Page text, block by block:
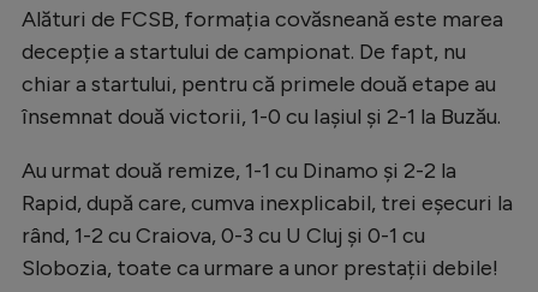
Alături de FCSB, formația covăsneană este marea
decepție a startului de campionat. De fapt, nu
chiar a startului, pentru că primele două etape au
însemnat două victorii, 1-0 cu Iașiul și 2-1 la Buzău.
Au urmat două remize, 1-1 cu Dinamo și 2-2 la
Rapid, după care, cumva inexplicabil, trei eșecuri la
rând, 1-2 cu Craiova, 0-3 cu U Cluj și 0-1 cu
Slobozia, toate ca urmare a unor prestații debile!